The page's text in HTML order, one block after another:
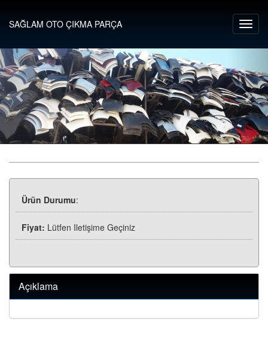
SAĞLAM OTO ÇIKMA PARÇA
Ürün Durumu:
Fiyat: Lütfen Iletişime Geçiniz
Açıklama